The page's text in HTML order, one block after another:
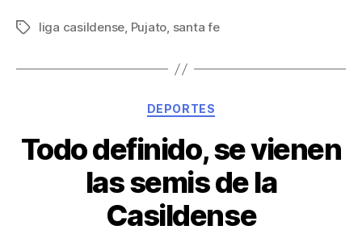
liga casildense, Pujato, santa fe
DEPORTES
Todo definido, se vienen
las semis de la
Casildense